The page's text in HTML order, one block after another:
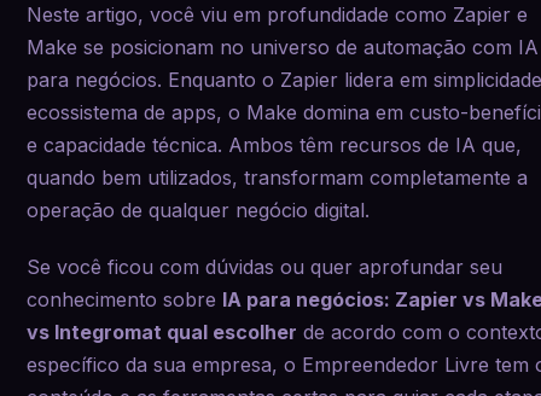
Neste artigo, você viu em profundidade como Zapier e
Make se posicionam no universo de automação com IA
para negócios. Enquanto o Zapier lidera em
ecossistema de apps, o Make domina em custo-
e capacidade técnica. Ambos têm recursos de IA que,
quando bem utilizados, transformam completamente a
operação de qualquer negócio digital.
Se você ficou com dúvidas ou quer aprofundar seu
conhecimento sobre IA para negócios: Zapier vs
vs Integromat qual escolher de acordo com o
específico da sua empresa, o Empreendedor Livre tem